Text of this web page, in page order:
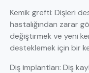
Kemik grefti: Dişleri
hastalığından zarar
değiştirmek ve yeni
desteklemek için bir
Diş implantları: Diş